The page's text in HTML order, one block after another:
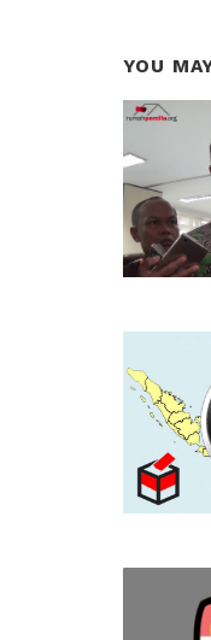
YOU